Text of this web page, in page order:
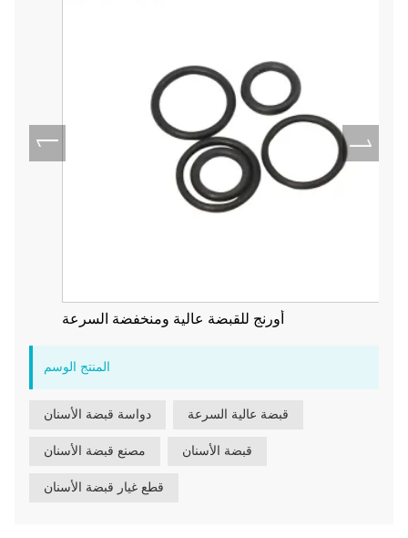
أورنج للقبضة عالية ومنخفضة السرعة
المنتج الوسم
دواسة قبضة الأسنان قبضة عالية السرعة
مصنع قبضة الأسنان قبضة الأسنان
قطع غيار قبضة الأسنان